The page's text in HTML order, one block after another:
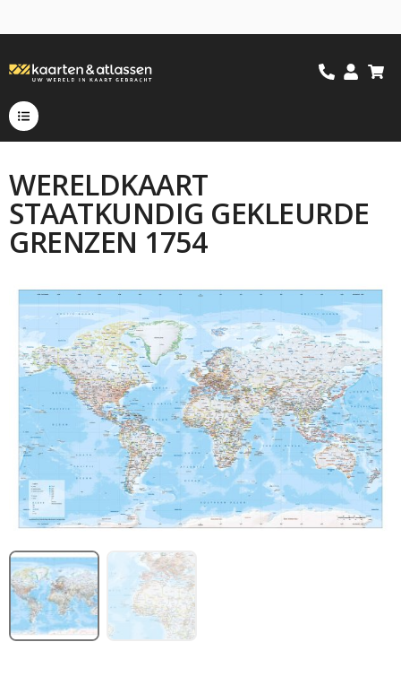
WERELDKAART
STAATKUNDIG GEKLEURDE
GRENZEN 1754